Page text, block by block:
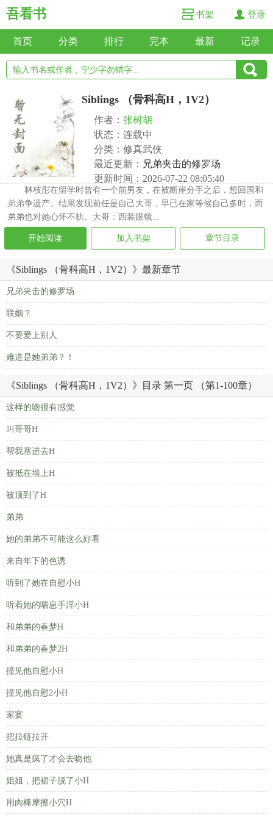
吾看书 书架 登录
首页 分类 排行 完本 最新 记录
Siblings （骨科高H，1V2）
作者： 张树胡
状态：连载中
分类：修真武侠
最近更新： 兄弟夹击的修罗场
更新时间：2026-07-22 08:05:40
林枝彤在留学时曾有一个前男友，在被断崖分手之后，想回国和
弟弟争遗产。结果发现前任是自己大哥，早已在家等候自己多时，而
弟弟也对她心怀不轨。大哥：西装眼镜...
开始阅读 加入书架 章节目录
《Siblings （骨科高H，1V2）》最新章节
兄弟夹击的修罗场
联姻？
不要爱上别人
难道是她弟弟？！
《Siblings （骨科高H，1V2）》目录 第一页 （第1-100章）
这样的吻很有感觉
叫哥哥H
帮我塞进去H
被抵在墙上H
被顶到了H
弟弟
她的弟弟不可能这么好看
来自年下的色诱
听到了她在自慰小H
听着她的喘息手淫小H
和弟弟的春梦H
和弟弟的春梦2H
撞见他自慰小H
撞见他自慰2小H
家宴
把拉链拉开
她真是疯了才会去吻他
姐姐，把裙子脱了小H
用肉棒摩擦小穴H